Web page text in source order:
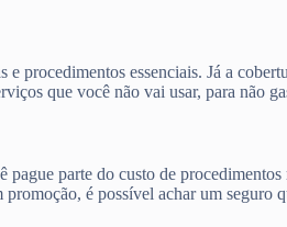
procedimentos essenciais. Já a
que você não vai usar, para não
pague parte do custo de
é possível achar um seguro